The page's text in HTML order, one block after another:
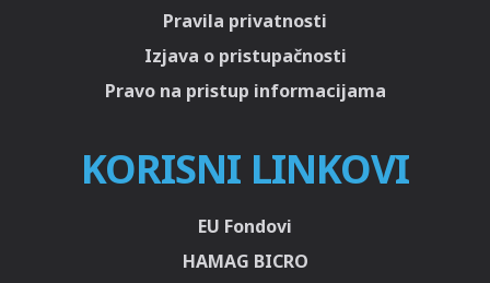
Pravila privatnosti
Izjava o pristupačnosti
Pravo na pristup informacijama
KORISNI LINKOVI
EU Fondovi
HAMAG BICRO